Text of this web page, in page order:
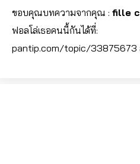
ขอบคุณบทความจากคุณ : fille
ฟอลโล่เธอคนนี้กันได้ที่:
pantip.com/topic/33875673